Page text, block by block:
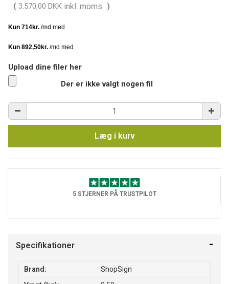
( 3.570,00 DKK inkl. moms )
Upload dine filer her
Der er ikke valgt nogen fil
Læg i kurv
5 STJERNER PÅ TRUSTPILOT
Specifikationer
Brand:
ShopSign